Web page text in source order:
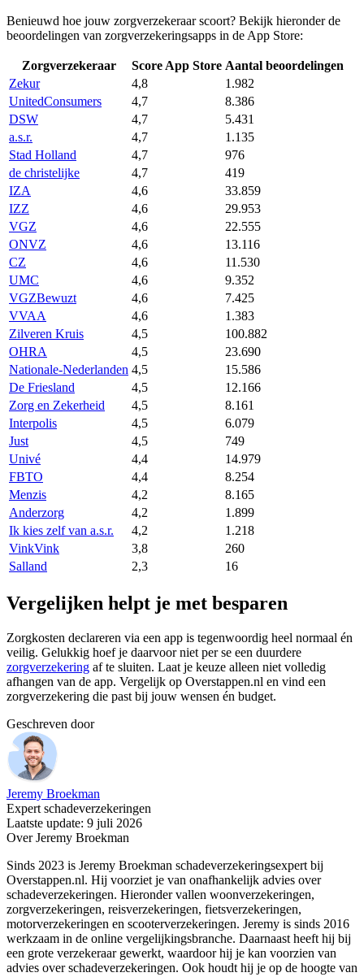
Benieuwd hoe jouw zorgverzekeraar scoort? Bekijk hieronder de
beoordelingen van zorgverzekeringsapps in de App Store:
Zorgverzekeraar Score App Store Aantal beoordelingen
Zekur
4,8
1.982
UnitedConsumers
4,7
8.386
DSW
4,7
5.431
a.s.r.
4,7
1.135
Stad Holland
4,7
976
de christelijke
4,7
419
IZA
4,6
33.859
IZZ
4,6
29.953
VGZ
4,6
22.555
ONVZ
4,6
13.116
CZ
4,6
11.530
UMC
4,6
9.352
VGZBewuzt
4,6
7.425
VVAA
4,6
1.383
Zilveren Kruis
4,5
100.882
OHRA
4,5
23.690
Nationale-Nederlanden 4,5
15.586
De Friesland
4,5
12.166
Zorg en Zekerheid
4,5
8.161
Interpolis
4,5
6.079
Just
4,5
749
Univé
4,4
14.979
FBTO
4,4
8.254
Menzis
4,2
8.165
Anderzorg
4,2
1.899
Ik kies zelf van a.s.r.
4,2
1.218
VinkVink
3,8
260
Salland
2,3 16
Vergelijken helpt je met besparen
Zorgkosten declareren via een app is tegenwoordig heel normaal én
veilig. Gelukkig hoef je daarvoor niet per se een duurdere
zorgverzekering af te sluiten. Laat je keuze alleen niet volledig
afhangen van de app. Vergelijk op Overstappen.nl en vind een
zorgverzekering die past bij jouw wensen én budget.
Geschreven door
Jeremy Broekman
Expert schadeverzekeringen
Laatste update: 9 juli 2026
Over Jeremy Broekman
Sinds 2023 is Jeremy Broekman schadeverzekeringsexpert bij
Overstappen.nl. Hij voorziet je van onafhankelijk advies over
schadeverzekeringen. Hieronder vallen woonverzekeringen,
zorgverzekeringen, reisverzekeringen, fietsverzekeringen,
motorverzekeringen en scooterverzekeringen. Jeremy is sinds 2016
werkzaam in de online vergelijkingsbranche. Daarnaast heeft hij bij
een grote verzekeraar gewerkt, waardoor hij je kan voorzien van
advies over schadeverzekeringen. Ook houdt hij je op de hoogte van